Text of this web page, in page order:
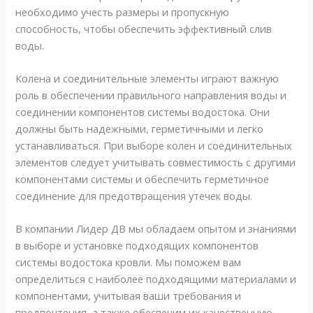
необходимо учесть размеры и пропускную
способность, чтобы обеспечить эффективный слив
воды.
Колена и соединительные элементы играют важную
роль в обеспечении правильного направления воды и
соединении компонентов системы водостока. Они
должны быть надежными, герметичными и легко
устанавливаться. При выборе колен и соединительных
элементов следует учитывать совместимость с другими
компонентами системы и обеспечить герметичное
соединение для предотвращения утечек воды.
В компании Лидер ДВ мы обладаем опытом и знаниями
в выборе и установке подходящих компонентов
системы водостока кровли. Мы поможем вам
определиться с наиболее подходящими материалами и
компонентами, учитывая ваши требования и